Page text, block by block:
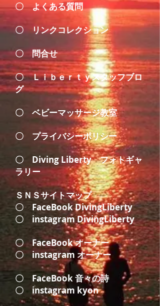
〇よくある質問
〇リンクコレクション
〇問合せ
〇Ｌｉｂｅｒｔｙスタッフブロ
グ
〇 ベビーマッサージ教室
〇 プライバシーポリシー
〇 Diving Liberty フォトギャ
ラリー
ＳＮＳサイトマップ
〇 FaceBook DivingLiberty
〇 instagram DivingLiberty
〇FaceBook オーナー
〇instagram オーナー
〇 FaceBook 音々の詩
〇 instagram kyon